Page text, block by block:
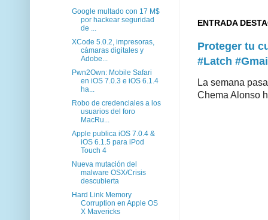
ENTRADA
Proteger tu
#Latch
La semana
Chema Alonso
Google multado con 17 M$
por hackear seguridad
de ...
XCode 5.0.2, impresoras,
cámaras digitales y
Adobe...
Pwn2Own: Mobile Safari
en iOS 7.0.3 e iOS 6.1.4
ha...
Robo de credenciales a los
usuarios del foro
MacRu...
Apple publica iOS 7.0.4 &
iOS 6.1.5 para iPod
Touch 4
Nueva mutación del
malware OSX/Crisis
descubierta
Hard Link Memory
Corruption en Apple OS
X Mavericks